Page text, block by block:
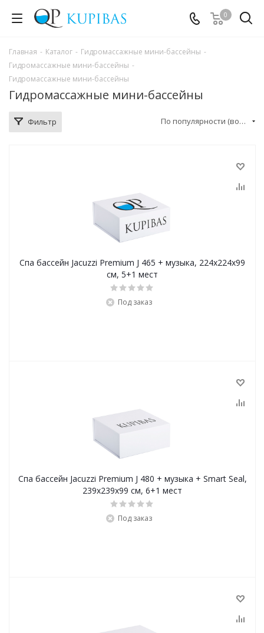
0
Главная - Каталог - Гидромассажные мини-бассейны -
Гидромассажные мини-бассейны -
Гидромассажные мини-бассейны
Гидромассажные мини-бассейны
Фильтр По популярности (возрастание)
Спа бассейн Jacuzzi Premium J 465 + музыка, 224x224х99
см, 5+1 мест
Под заказ
Спа бассейн Jacuzzi Premium J 480 + музыка + Smart Seal,
239x239х99 см, 6+1 мест
Под заказ